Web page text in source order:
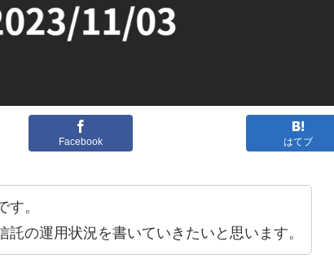
Facebook はてブ
。
託の運用状況を書いていきたいと思います。